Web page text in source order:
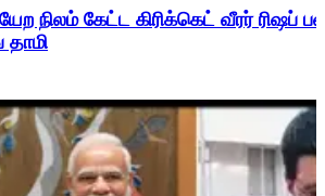
நிலம் கேட்ட கிரிக்கெட் வீரர்
தாமி